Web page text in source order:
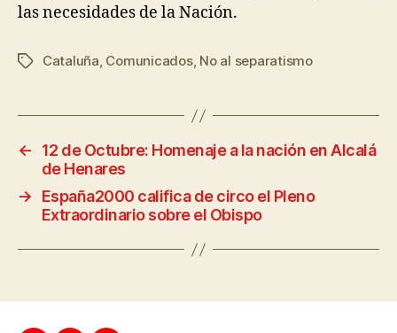
las necesidades de la Nación.
Cataluña, Comunicados, No al separatismo
←
12 de Octubre: Homenaje a la nación en Alcalá
de Henares
→
España2000 califica de circo el Pleno
Extraordinario sobre el Obispo